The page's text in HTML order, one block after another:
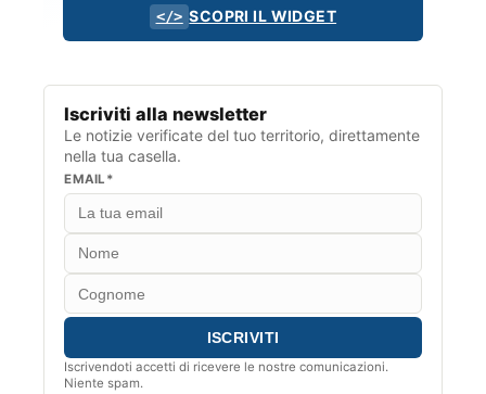
</> SCOPRI IL WIDGET
Iscriviti alla newsletter
Le notizie verificate del tuo territorio, direttamente
nella tua casella.
EMAIL*
Iscrivendoti accetti di ricevere le nostre comunicazioni.
Niente spam.